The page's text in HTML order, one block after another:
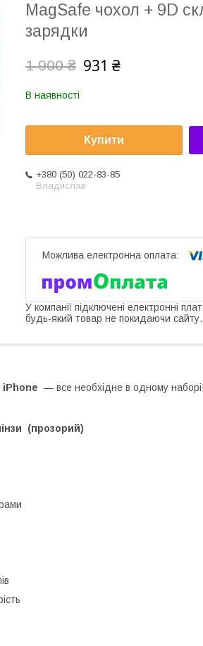
MagSafe чохол + 9D
зарядки
1 900 ₴ 931 ₴
В наявності
Купити
+380 (50) 022-83-85
Владислав
У компанії підключені електронні
будь-який товар не покидаючи сайту.
iPhone — все необхідне в одному наборі!
(прозорий)